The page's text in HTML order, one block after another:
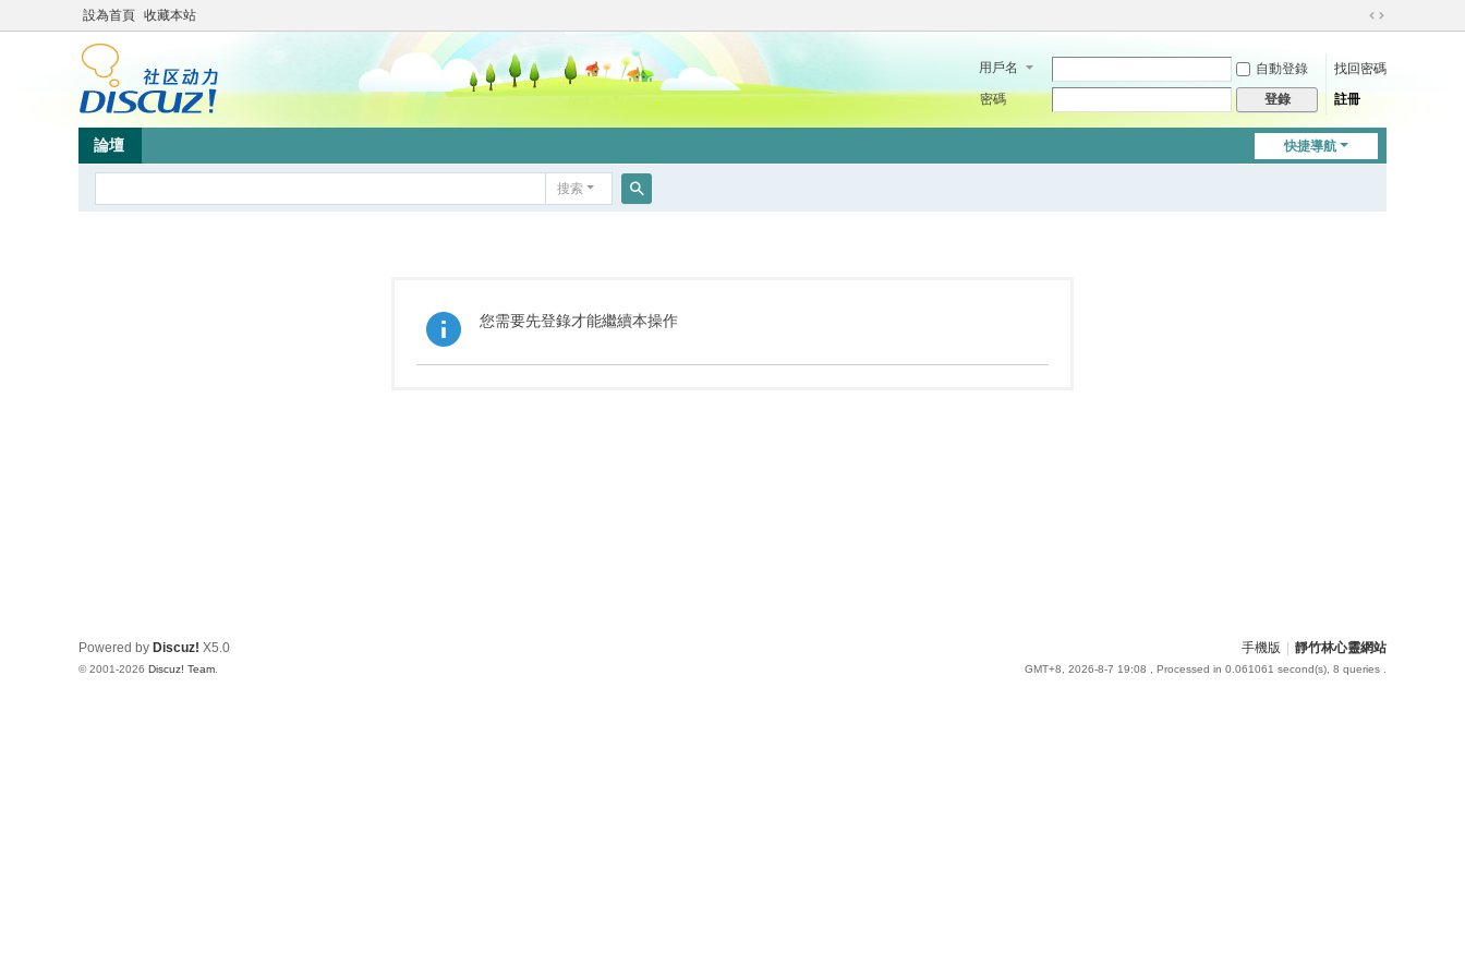
設為首頁 收藏本站
切
到
用戶名 自動登錄
找回密碼
密碼
登錄 註冊
快捷導航
論壇
搜索
您需要先登錄才能繼續本操作
手機版 靜竹林心靈網站
GMT+8, 2026-8-7 19:08 , Processed in 0.061061 second(s), 8 queries .
Powered by Discuz! X5.0
© 2001-2026 Discuz! Team